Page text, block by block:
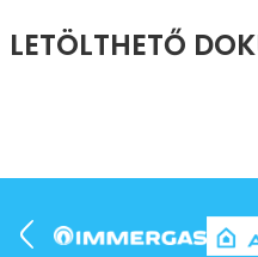
LETÖLTHETŐ